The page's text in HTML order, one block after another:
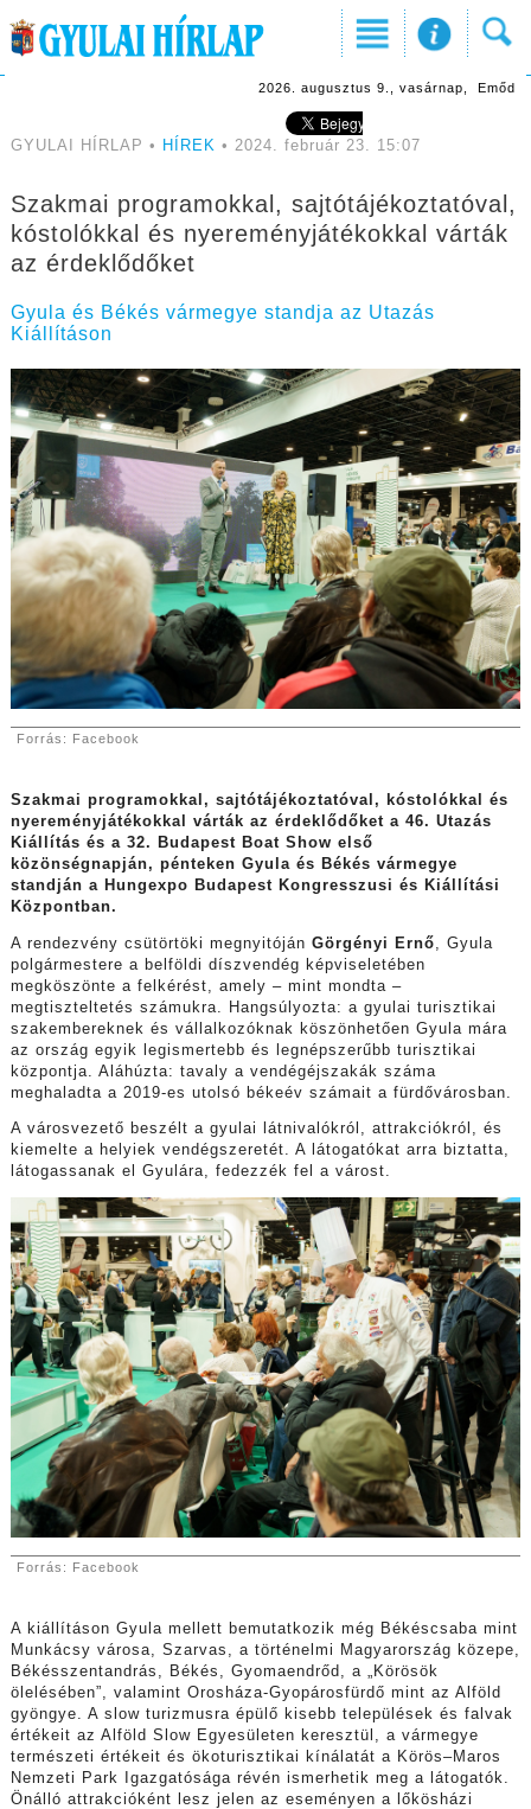
2026. augusztus 9., vasárnap, Emőd
GYULAI HÍRLAP • HÍREK • 2024. február 23. 15:07
Szakmai programokkal, sajtótájékoztatóval,
kóstolókkal és nyereményjátékokkal várták
az érdeklődőket
Gyula és Békés vármegye standja az Utazás
Kiállításon
Forrás: Facebook
Szakmai programokkal, sajtótájékoztatóval, kóstolókkal és
nyereményjátékokkal várták az érdeklődőket a 46. Utazás
Kiállítás és a 32. Budapest Boat Show első
közönségnapján, pénteken Gyula és Békés vármegye
standján a Hungexpo Budapest Kongresszusi és Kiállítási
Központban.
A rendezvény csütörtöki megnyitóján Görgényi Ernő , Gyula
polgármestere a belföldi díszvendég képviseletében
megköszönte a felkérést, amely – mint mondta –
megtiszteltetés számukra. Hangsúlyozta: a gyulai turisztikai
szakembereknek és vállalkozóknak köszönhetően Gyula mára
az ország egyik legismertebb és legnépszerűbb turisztikai
központja. Aláhúzta: tavaly a vendégéjszakák száma
meghaladta a 2019-es utolsó békeév számait a fürdővárosban.
A városvezető beszélt a gyulai látnivalókról, attrakciókról, és
kiemelte a helyiek vendégszeretét. A látogatókat arra biztatta,
látogassanak el Gyulára, fedezzék fel a várost.
Forrás: Facebook
A kiállításon Gyula mellett bemutatkozik még Békéscsaba mint
Munkácsy városa, Szarvas, a történelmi Magyarország közepe,
Békésszentandrás, Békés, Gyomaendrőd, a „Körösök
ölelésében”, valamint Orosháza-Gyopárosfürdő mint az Alföld
gyöngye. A slow turizmusra épülő kisebb települések és falvak
értékeit az Alföld Slow Egyesületen keresztül, a vármegye
természeti értékeit és ökoturisztikai kínálatát a Körös–Maros
Nemzeti Park Igazgatósága révén ismerhetik meg a látogatók.
Önálló attrakcióként lesz jelen az eseményen a lőkösházi